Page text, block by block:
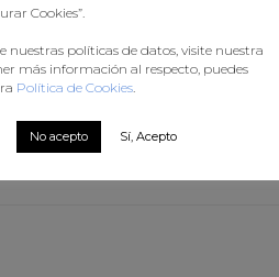
your web site, how could i
bit acquainted of this your
Cookies”.
políticas de datos, visite nuestra
más información al respecto, puedes
Política de Cookies
No acepto Sí, Acepto